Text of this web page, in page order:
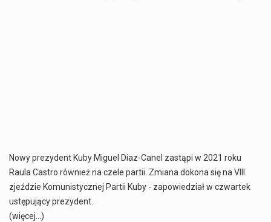
Nowy prezydent Kuby Miguel Diaz-Canel zastąpi w 2021 roku
Raula Castro również na czele partii. Zmiana dokona się na VIII
zjeździe Komunistycznej Partii Kuby - zapowiedział w czwartek
ustępujący prezydent.
(więcej…)